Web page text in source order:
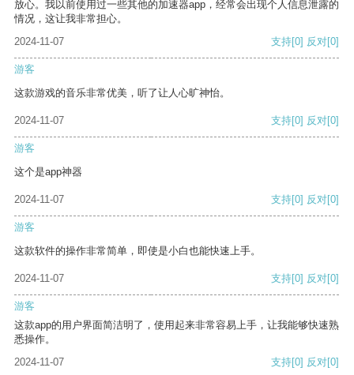
放心。我以前使用过一些其他的加速器app，经常会出现个人信息泄露的
情况，这让我非常担心。
2024-11-07
支持[0] 反对[0]
游客
这款游戏的音乐非常优美，听了让人心旷神怡。
2024-11-07 支持[0] 反对[0]
游客
这个是app神器
2024-11-07 支持[0] 反对[0]
游客
这款软件的操作非常简单，即使是小白也能快速上手。
2024-11-07 支持[0] 反对[0]
游客
这款app的用户界面简洁明了，使用起来非常容易上手，让我能够快速熟
悉操作。
2024-11-07
支持[0] 反对[0]